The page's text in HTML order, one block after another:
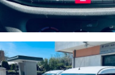
Ho letto e accettol'informativa
Acconsento al trattamento
Invia